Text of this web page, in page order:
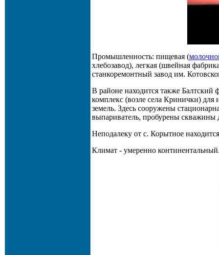
Промышленность: пищевая (
хлебозавод), легкая (швейная
станкоремонтный завод им.
В районе находится также Балтский
комплекс (возле села Кринички)
земель. Здесь сооружены
выпариватель, пробурены скважины
Неподалеку от с. Корытное
Климат - умеренно